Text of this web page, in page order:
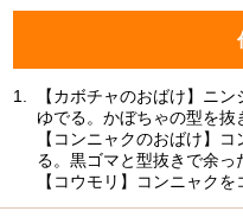
1.
【カボチャのおばけ】ニ
ゆでる。かぼちゃの型を抜
【コンニャクのおばけ】
る。黒ゴマと型抜きで余っ
【コウモリ】コンニャク